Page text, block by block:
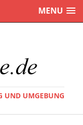
MENU
UND UMGEBUNG